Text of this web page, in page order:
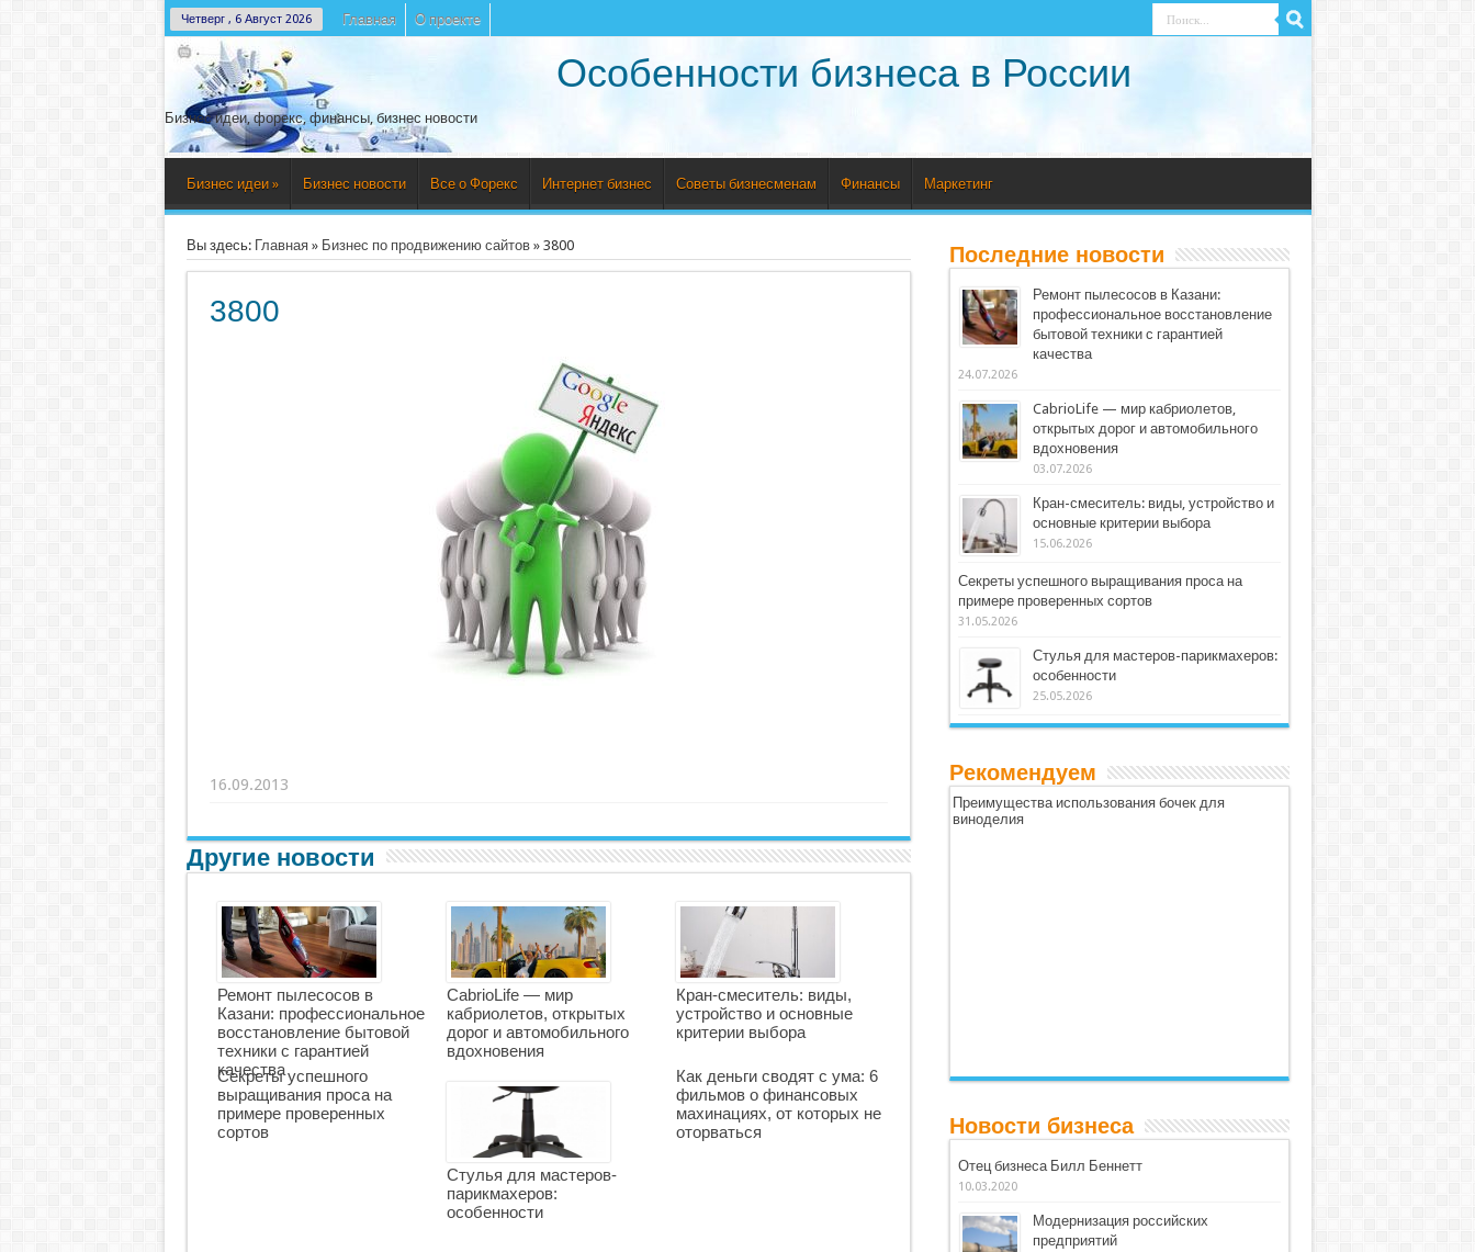
Четверг , 6 Август 2026 Главная О проекте
Особенности бизнеса в России
Бизнес идеи, форекс, финансы, бизнес новости
Бизнес идеи » Бизнес новости Все о Форекс Интернет бизнес Советы бизнесменам Финансы Маркетинг
Вы здесь: Главная» Бизнес по продвижению сайтов» 3800
3800
16.09.2013
Другие новости
Ремонт пылесосов в
Казани: профессиональное
восстановление бытовой
техники с гарантией
качества
CabrioLife — мир
кабриолетов, открытых
дорог и автомобильного
вдохновения
Кран-смеситель: виды,
устройство и основные
критерии выбора
Секреты успешного
выращивания проса на
примере проверенных
сортов
Стулья для мастеров-
парикмахеров:
особенности
Как деньги сводят с ума: 6
фильмов о финансовых
махинациях, от которых не
оторваться
Последние новости
Ремонт пылесосов в Казани:
профессиональное восстановление
бытовой техники с гарантией
качества
24.07.2026
CabrioLife — мир кабриолетов,
открытых дорог и автомобильного
вдохновения
03.07.2026
Кран-смеситель: виды, устройство и
основные критерии выбора
15.06.2026
Секреты успешного выращивания проса на
примере проверенных сортов
31.05.2026
Стулья для мастеров-парикмахеров:
особенности
25.05.2026
Рекомендуем
Преимущества использования бочек для
виноделия
Новости бизнеса
Отец бизнеса Билл Беннетт
10.03.2020
Модернизация российских
предприятий